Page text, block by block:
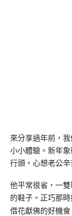
來分享過年前，
小小體驗。 新年
行頭，心想老公
他平常很省，一
的鞋子。正巧那
借花獻佛的好機